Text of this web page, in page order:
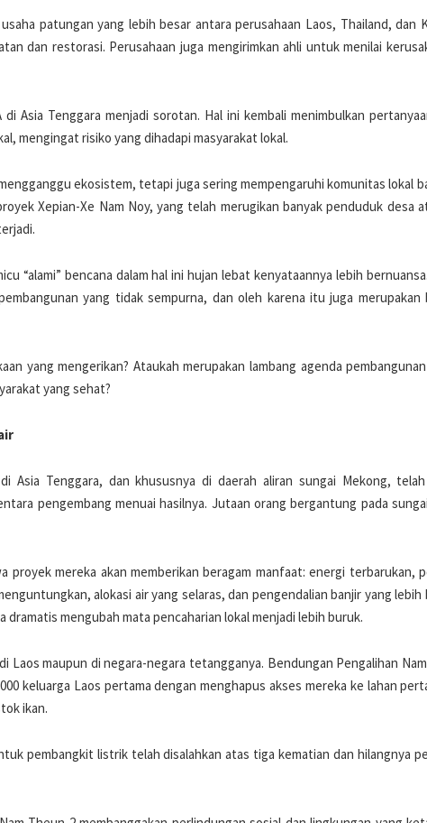
patungan yang lebih besar antara perusahaan Laos, Thailand, dan
dan restorasi. Perusahaan juga mengirimkan ahli untuk menilai
di Asia Tenggara menjadi sorotan. Hal ini kembali menimbulkan
mengingat risiko yang dihadapi masyarakat lokal.
ekosistem, tetapi juga sering mempengaruhi komunitas lokal
Xepian-Xe Nam Noy, yang telah merugikan banyak penduduk desa
“alami” bencana dalam hal ini hujan lebat kenyataannya lebih
yang tidak sempurna, dan oleh karena itu juga merupakan
yang mengerikan? Ataukah merupakan lambang agenda
yang sehat?
Asia Tenggara, dan khususnya di daerah aliran sungai Mekong,
pengembang menuai hasilnya. Jutaan orang bergantung pada
proyek mereka akan memberikan beragam manfaat: energi terbarukan,
alokasi air yang selaras, dan pengendalian banjir yang lebih
mengubah mata pencaharian lokal menjadi lebih buruk.
Laos maupun di negara-negara tetangganya. Bendungan Pengalihan
keluarga Laos pertama dengan menghapus akses mereka ke lahan
ikan.
pembangkit listrik telah disalahkan atas tiga kematian dan hilangnya